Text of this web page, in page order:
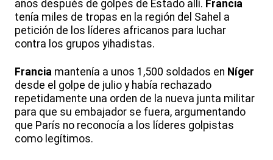
años después de golpes de Estado allí. Francia
tenía miles de tropas en la región del Sahel a
petición de los líderes africanos para luchar
contra los grupos yihadistas.
Francia mantenía a unos 1,500 soldados en Níger
desde el golpe de julio y había rechazado
repetidamente una orden de la nueva junta militar
para que su embajador se fuera, argumentando
que París no reconocía a los líderes golpistas
como legítimos.